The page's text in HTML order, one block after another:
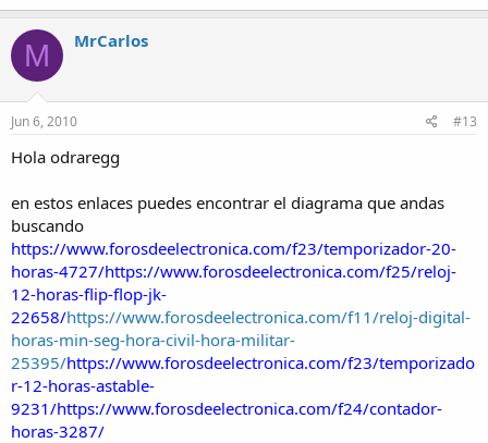
M MrCarlos
Jun 6, 2010 #13
Hola odraregg
en estos enlaces puedes encontrar el diagrama que andas
buscando
https://www.forosdeelectronica.com/f23/temporizador-20-
horas-4727/https://www.forosdeelectronica.com/f25/reloj-
12-horas-flip-flop-jk-
22658/https://www.forosdeelectronica.com/f11/reloj-digital-
horas-min-seg-hora-civil-hora-militar-
25395/https://www.forosdeelectronica.com/f23/temporizado
r-12-horas-astable-
9231/https://www.forosdeelectronica.com/f24/contador-
horas-3287/